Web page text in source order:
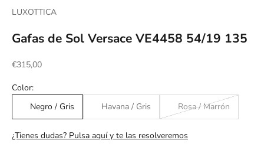
LUXOTTICA
Gafas de Sol Versace VE4458 54/19 135
Precio de oferta
€315,00
Color:
Negro / Gris
Havana / Gris Rosa / Marrón
¿Tienes dudas? Pulsa aquí y te las resolveremos